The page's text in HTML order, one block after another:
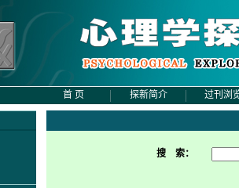
首 页 探新简介 过刊浏
搜 索：